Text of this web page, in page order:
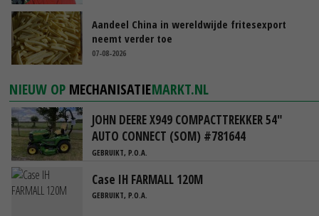
Aandeel China in wereldwijde fritesexport
neemt verder toe
07-08-2026
NIEUW OP MECHANISATIEMARKT.NL
JOHN DEERE X949 COMPACTTREKKER 54"
AUTO CONNECT (SOM) #781644
GEBRUIKT, P.O.A.
Case IH FARMALL 120M
GEBRUIKT, P.O.A.